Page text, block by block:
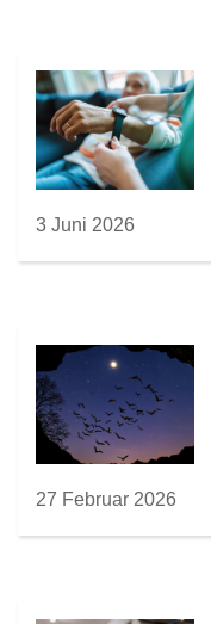
3 Juni 2026
27 Februar 2026